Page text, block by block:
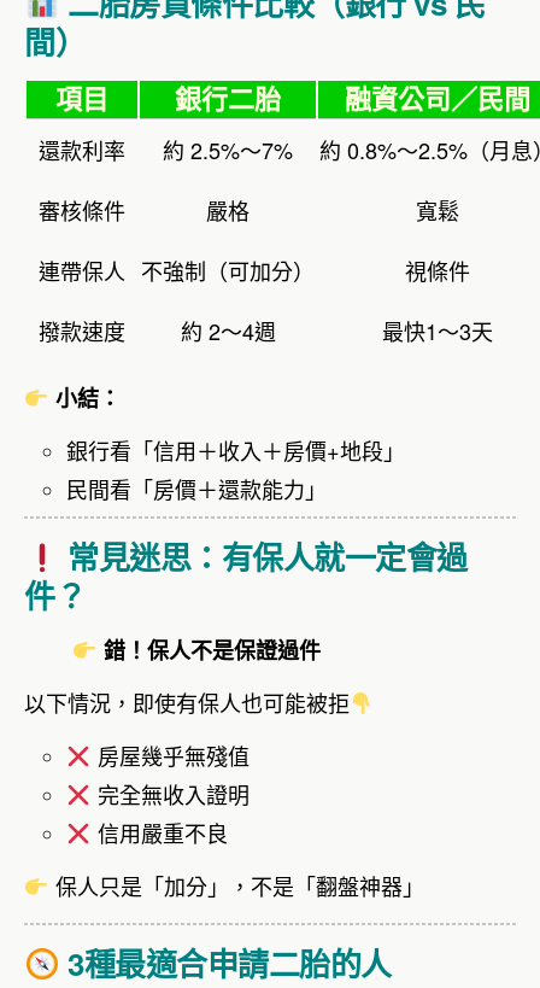
間）
項目 銀行二胎 融資公司／民間
還款利率 約 2.5%～7%
約 0.8%～2.5%（月息
審核條件
嚴格
寬鬆
連帶保人
不強制（可加分）
視條件
撥款速度
約 2～4週 最快1～3天
小結：
銀行看「信用＋收入＋房價+地段」
民間看「房價＋還款能力」
常見迷思：有保人就一定會過
件？
錯！保人不是保證過件
以下情況，即使有保人也可能被拒
房屋幾乎無殘值
完全無收入證明
信用嚴重不良
保人只是「加分」，不是「翻盤神器」
3種最適合申請二胎的人